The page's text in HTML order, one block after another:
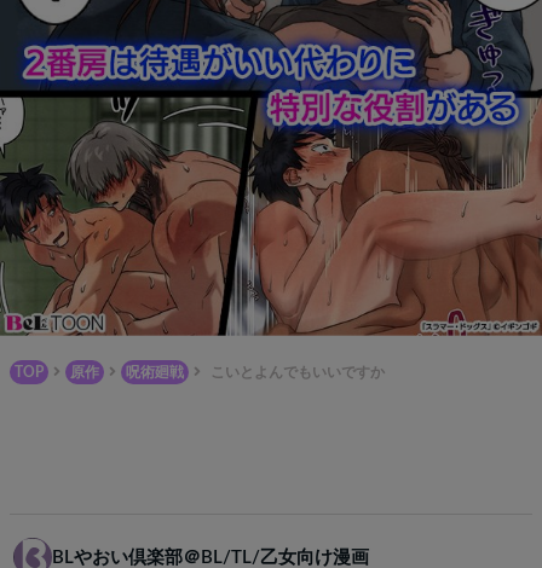
TOP 原作 呪術廻戦 こいとよんでもいいですか
BLやおい倶楽部＠BL/TL/乙女向け漫画